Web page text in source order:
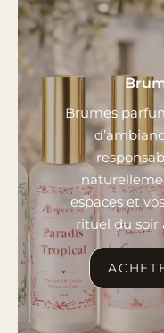
Brumes
espaces et
rituel du soir